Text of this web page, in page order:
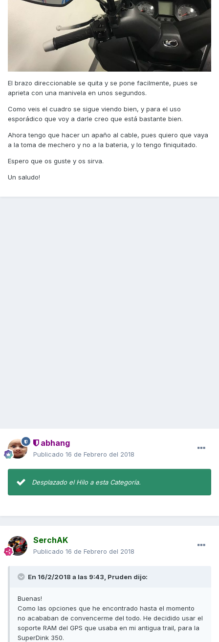
El brazo direccionable se quita y se pone facilmente, pues se
aprieta con una manivela en unos segundos.
Como veis el cuadro se sigue viendo bien, y para el uso
esporádico que voy a darle creo que está bastante bien.
Ahora tengo que hacer un apaño al cable, pues quiero que vaya
a la toma de mechero y no a la bateria, y lo tengo finiquitado.
Espero que os guste y os sirva.
Un saludo!
abhang
Publicado 16 de Febrero del 2018
Desplazado el Hilo a esta Categoría.
SerchAK
Publicado 16 de Febrero del 2018
En 16/2/2018 a las 9:43, Pruden dijo:
Buenas!
Como las opciones que he encontrado hasta el momento
no acababan de convencerme del todo. He decidido usar el
soporte RAM del GPS que usaba en mi antigua trail, para la
SuperDink 350.